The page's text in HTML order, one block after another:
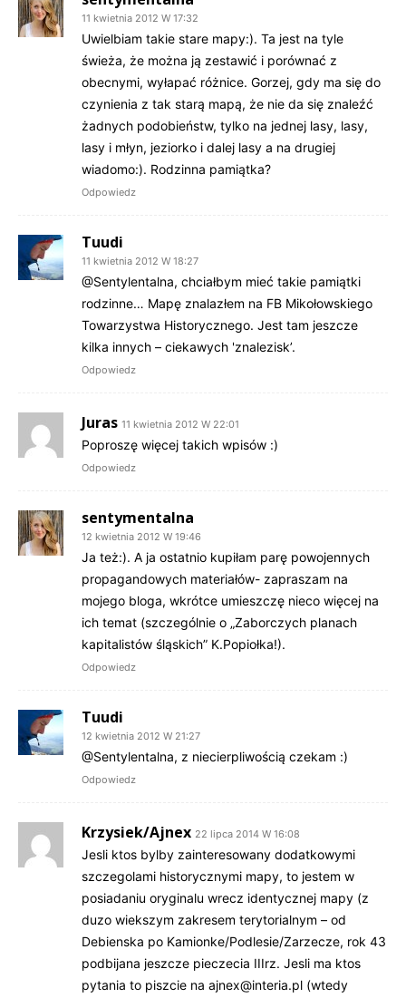
11 kwietnia 2012 W 17:32
Uwielbiam takie stare mapy:). Ta jest na tyle
świeża, że można ją zestawić i porównać z
obecnymi, wyłapać różnice. Gorzej, gdy ma się do
czynienia z tak starą mapą, że nie da się znaleźć
żadnych podobieństw, tylko na jednej lasy, lasy,
lasy i młyn, jeziorko i dalej lasy a na drugiej
wiadomo:). Rodzinna pamiątka?
Odpowiedz
Tuudi
11 kwietnia 2012 W 18:27
@Sentylentalna, chciałbym mieć takie pamiątki
rodzinne… Mapę znalazłem na FB Mikołowskiego
Towarzystwa Historycznego. Jest tam jeszcze
kilka innych – ciekawych 'znalezisk’.
Odpowiedz
Juras 11 kwietnia 2012 W 22:01
Poproszę więcej takich wpisów :)
Odpowiedz
sentymentalna
12 kwietnia 2012 W 19:46
Ja też:). A ja ostatnio kupiłam parę powojennych
propagandowych materiałów- zapraszam na
mojego bloga, wkrótce umieszczę nieco więcej na
ich temat (szczególnie o „Zaborczych planach
kapitalistów śląskich” K.Popiołka!).
Odpowiedz
Tuudi
12 kwietnia 2012 W 21:27
@Sentylentalna, z niecierpliwością czekam :)
Odpowiedz
Krzysiek/Ajnex 22 lipca 2014 W 16:08
Jesli ktos bylby zainteresowany dodatkowymi
szczegolami historycznymi mapy, to jestem w
posiadaniu oryginalu wrecz identycznej mapy (z
duzo wiekszym zakresem terytorialnym – od
Debienska po Kamionke/Podlesie/Zarzecze, rok 43
podbijana jeszcze pieczecia IIIrz. Jesli ma ktos
pytania to piszcie na ajnex@interia.pl (wtedy